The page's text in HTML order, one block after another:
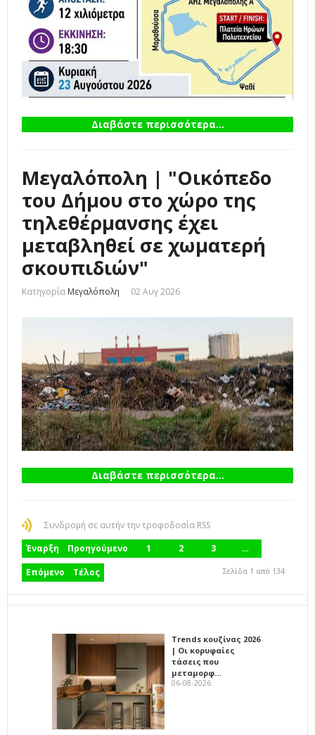
Διαβάστε περισσότερα...
Μεγαλόπολη | "Οικόπεδο
του Δήμου στο χώρο της
τηλεθέρμανσης έχει
μεταβληθεί σε χωματερή
σκουπιδιών"
Κατηγορία Μεγαλόπολη 02 Αυγ 2026
Διαβάστε περισσότερα...
Συνδρομή σε αυτήν την τροφοδοσία RSS
Έναρξη
Προηγούμενο 1 2 3
…
Επόμενο
Τέλος Σελίδα 1 από 134
Trends κουζίνας 2026
| Οι κορυφαίες
τάσεις που
μεταμορφ…
06-08-2026